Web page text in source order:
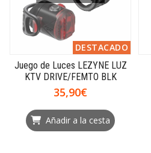
DESTACADO
Juego de Luces LEZYNE LUZ
KTV DRIVE/FEMTO BLK
35,90€
Añadir a la cesta